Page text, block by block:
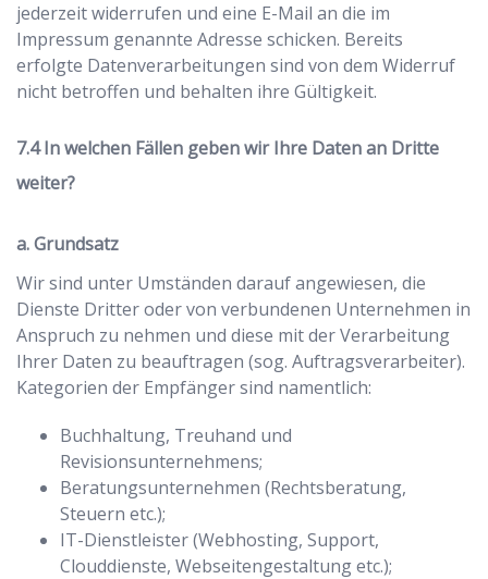
jederzeit widerrufen und eine E-Mail an die im
Impressum genannte Adresse schicken. Bereits
erfolgte Datenverarbeitungen sind von dem Widerruf
nicht betroffen und behalten ihre Gültigkeit.
In welchen Fällen geben wir Ihre Daten an Dritte
weiter?
a. Grundsatz
Wir sind unter Umständen darauf angewiesen, die
Dienste Dritter oder von verbundenen Unternehmen in
Anspruch zu nehmen und diese mit der Verarbeitung
Ihrer Daten zu beauftragen (sog. Auftragsverarbeiter).
Kategorien der Empfänger sind namentlich:
Buchhaltung, Treuhand und
Revisionsunternehmens;
Beratungsunternehmen (Rechtsberatung,
Steuern etc.);
IT-Dienstleister (Webhosting, Support,
Clouddienste, Webseitengestaltung etc.);